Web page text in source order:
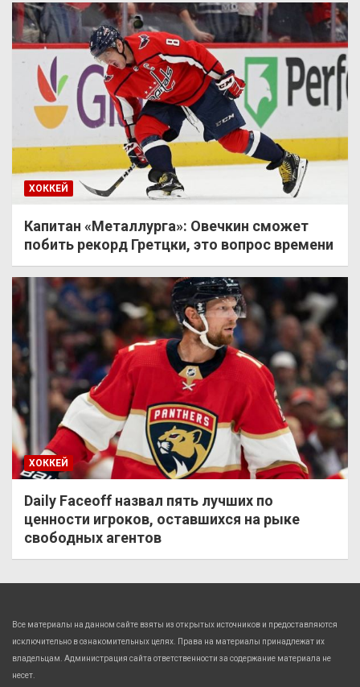
ХОККЕЙ
Капитан «Металлурга»: Овечкин сможет
побить рекорд Гретцки, это вопрос времени
ХОККЕЙ
Daily Faceoff назвал пять лучших по
ценности игроков, оставшихся на рыке
свободных агентов
Все материалы на данном сайте взяты из открытых источников и предоставляются
исключительно в ознакомительных целях. Права на материалы принадлежат их
владельцам. Администрация сайта ответственности за содержание материала не
несет.